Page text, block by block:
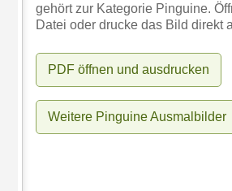
gehört zur Kategorie Pinguine.
Datei oder drucke das Bild direkt
PDF öffnen und ausdrucken
Weitere Pinguine Ausmalbilder